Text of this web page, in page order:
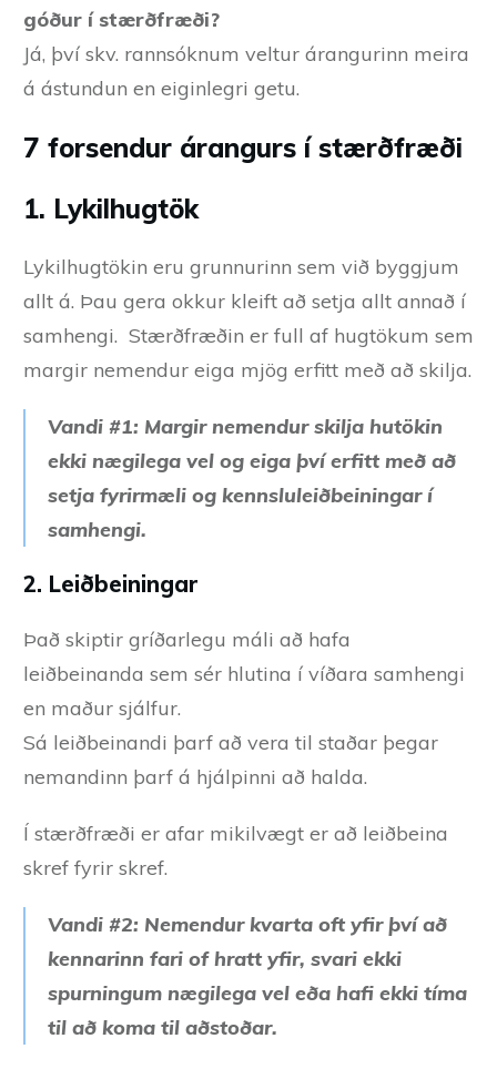
góður í stærðfræði?
Já, því skv. rannsóknum veltur árangurinn meira
á ástundun en eiginlegri getu.
7 forsendur árangurs í stærðfræði
1. Lykilhugtök
Lykilhugtökin eru grunnurinn sem við byggjum
allt á. Þau gera okkur kleift að setja allt annað í
samhengi. Stærðfræðin er full af hugtökum sem
margir nemendur eiga mjög erfitt með að skilja.
Vandi #1: Margir nemendur skilja hutökin
ekki nægilega vel og eiga því erfitt með að
setja fyrirmæli og kennsluleiðbeiningar í
samhengi.
2. Leiðbeiningar
Það skiptir gríðarlegu máli að hafa
leiðbeinanda sem sér hlutina í víðara samhengi
en maður sjálfur.
Sá leiðbeinandi þarf að vera til staðar þegar
nemandinn þarf á hjálpinni að halda.
Í stærðfræði er afar mikilvægt er að leiðbeina
skref fyrir skref.
Vandi #2: Nemendur kvarta oft yfir því að
kennarinn fari of hratt yfir, svari ekki
spurningum nægilega vel eða hafi ekki tíma
til að koma til aðstoðar.